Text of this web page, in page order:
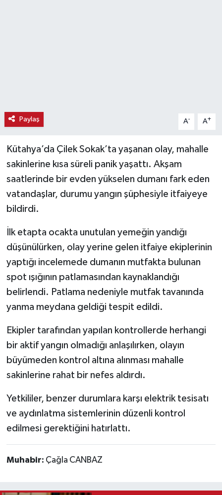
Paylaş A- A+
Kütahya’da Çilek Sokak’ta yaşanan olay, mahalle
sakinlerine kısa süreli panik yaşattı. Akşam
saatlerinde bir evden yükselen dumanı fark eden
vatandaşlar, durumu yangın şüphesiyle itfaiyeye
bildirdi.
İlk etapta ocakta unutulan yemeğin yandığı
düşünülürken, olay yerine gelen itfaiye ekiplerinin
yaptığı incelemede dumanın mutfakta bulunan
spot ışığının patlamasından kaynaklandığı
belirlendi. Patlama nedeniyle mutfak tavanında
yanma meydana geldiği tespit edildi.
Ekipler tarafından yapılan kontrollerde herhangi
bir aktif yangın olmadığı anlaşılırken, olayın
büyümeden kontrol altına alınması mahalle
sakinlerine rahat bir nefes aldırdı.
Yetkililer, benzer durumlara karşı elektrik tesisatı
ve aydınlatma sistemlerinin düzenli kontrol
edilmesi gerektiğini hatırlattı.
Muhabir: Çağla CANBAZ
Seri İlan
Spor
Vasıta
Vefat Haberleri
Yaşam